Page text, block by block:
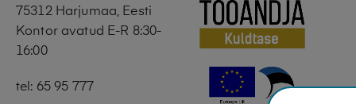
75312 Harjumaa, Eesti
Kontor avatud E-R 8:30-
16:00
tel: 65 95 777